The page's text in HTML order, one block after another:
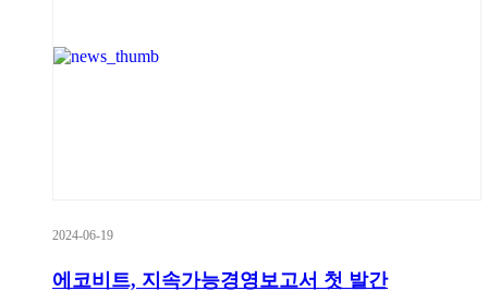
2024-06-19
에코비트, 지속가능경영보고서 첫 발간